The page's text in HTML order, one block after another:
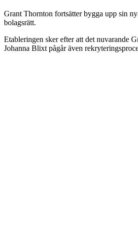
Grant Thornton fortsätter bygga upp sin
bolagsrätt.
Etableringen sker efter att det nuvarande
Johanna Blixt pågår även